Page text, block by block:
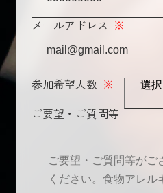
メールアドレス ※
参加希望人数 ※
ご要望・ご質問等